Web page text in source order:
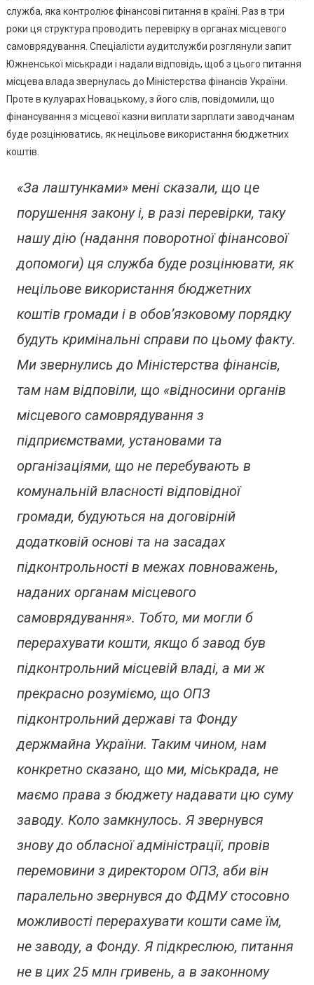
служба, яка контролює фінансові питання в країні. Раз в три
роки ця структура проводить перевірку в органах місцевого
самоврядування. Спеціалісти аудитслужби розглянули запит
Южненської міськради і надали відповідь, щоб з цього питання
місцева влада звернулась до Міністерства фінансів України.
Проте в кулуарах Новацькому, з його слів, повідомили, що
фінансування з місцевої казни виплати зарплати заводчанам
буде розцінюватись, як нецільове використання бюджетних
коштів.
«За лаштунками» мені сказали, що це
порушення закону і, в разі перевірки, таку
нашу дію (надання поворотної фінансової
допомоги) ця служба буде розцінювати, як
нецільове використання бюджетних
коштів громади і в обов’язковому порядку
будуть кримінальні справи по цьому факту.
Ми звернулись до Міністерства фінансів,
там нам відповіли, що «відносини органів
місцевого самоврядування з
підприємствами, установами та
організаціями, що не перебувають в
комунальній власності відповідної
громади, будуються на договірній
додатковій основі та на засадах
підконтрольності в межах повноважень,
наданих органам місцевого
самоврядування». Тобто, ми могли б
перерахувати кошти, якщо б завод був
підконтрольний місцевій владі, а ми ж
прекрасно розуміємо, що ОПЗ
підконтрольний державі та Фонду
держмайна України. Таким чином, нам
конкретно сказано, що ми, міськрада, не
маємо права з бюджету надавати цю суму
заводу. Коло замкнулось. Я звернувся
знову до обласної адміністрації, провів
перемовини з директором ОПЗ, аби він
паралельно звернувся до ФДМУ стосовно
можливості перерахувати кошти саме їм,
не заводу, а Фонду. Я підкреслюю, питання
не в цих 25 млн гривень, а в законному